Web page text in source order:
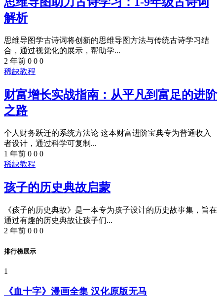
解析
思维导图学古诗词将创新的思维导图方法与传统古诗学习结
合，通过视觉化的展示，帮助学...
2 年前 0 0 0
稀缺教程
财富增长实战指南：从平凡到富足的进阶
之路​
个人财务跃迁的系统方法论​​ 这本财富进阶宝典专为普通收入
者设计，通过科学可复制...
1 年前 0 0 0
稀缺教程
孩子的历史典故启蒙
《孩子的历史典故》是一本专为孩子设计的历史故事集，旨在
通过有趣的历史典故让孩子们...
2 年前 0 0 0
排行榜展示
1
《血十字》漫画全集 汉化原版无马